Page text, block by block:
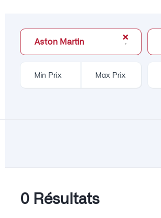
Aston Martin
0 Résultats